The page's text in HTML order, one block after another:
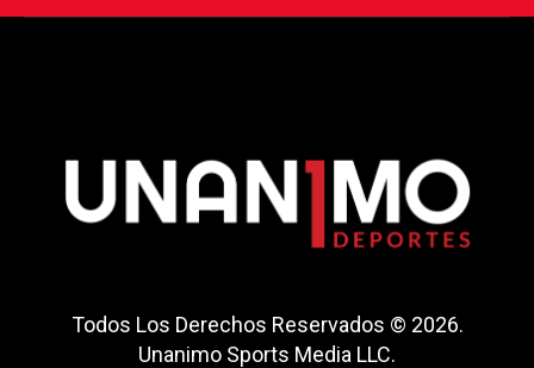
Todos Los Derechos Reservados © 2026.
Unanimo Sports Media LLC.